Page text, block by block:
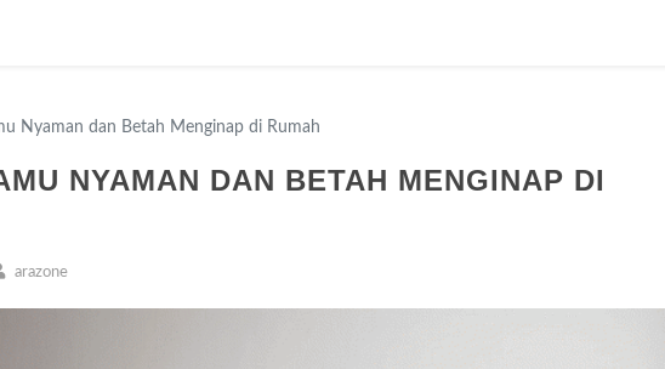
Nyaman dan Betah Menginap di Rumah
NYAMAN DAN BETAH MENGINAP DI
arazone